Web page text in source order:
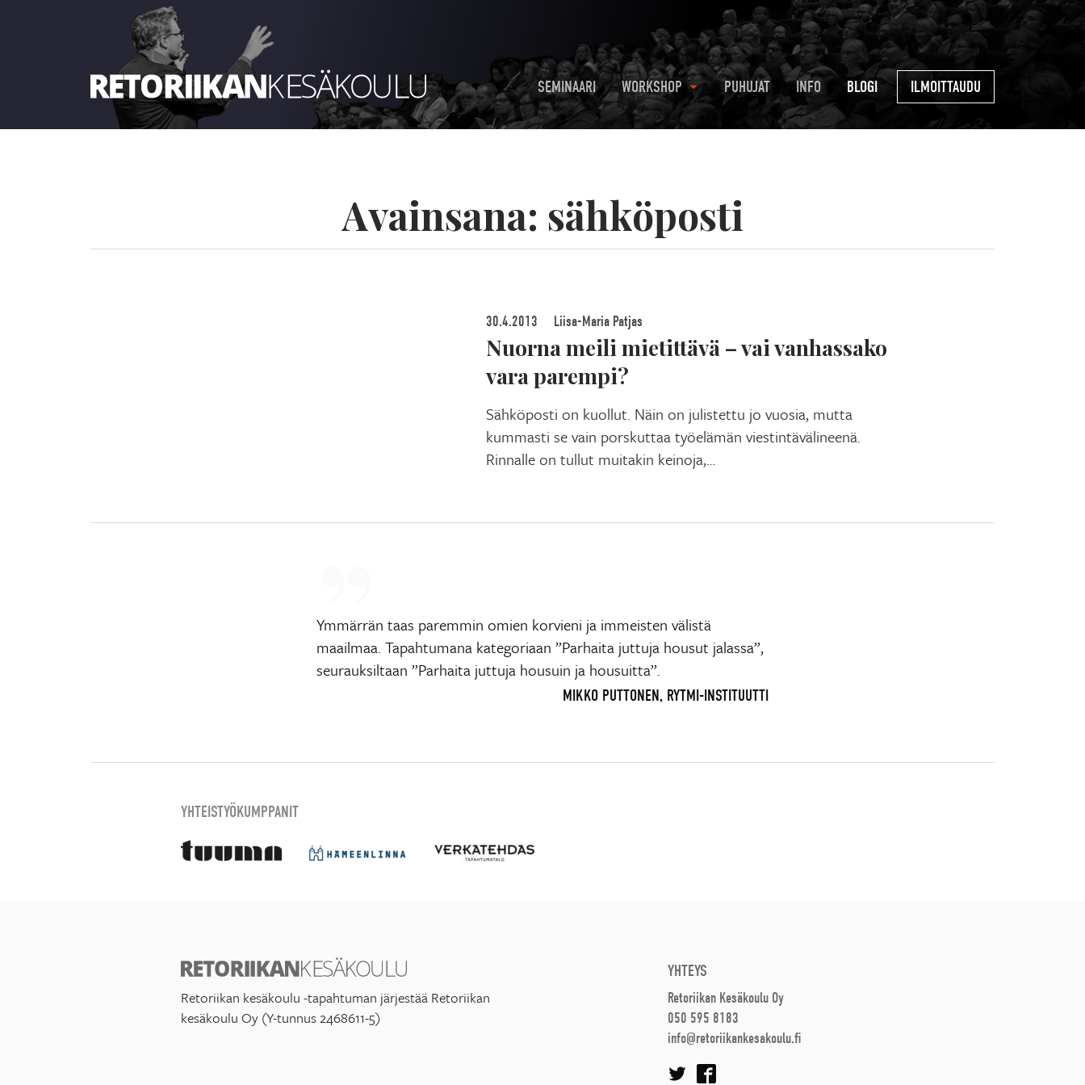
SEMINAARI WORKSHOP PUHUJAT INFO BLOGI ILMOITTAUDU
Avainsana: sähköposti
30.4.2013 Liisa-Maria Patjas
Nuorna meili mietittävä – vai vanhassako
vara parempi?
Sähköposti on kuollut. Näin on julistettu jo vuosia, mutta
kummasti se vain porskuttaa työelämän viestintävälineenä.
Rinnalle on tullut muitakin keinoja,…
Ymmärrän taas paremmin omien korvieni ja immeisten välistä
maailmaa. Tapahtumana kategoriaan ”Parhaita juttuja housut jalassa”,
seurauksiltaan ”Parhaita juttuja housuin ja housuitta”.
MIKKO PUTTONEN, RYTMI-INSTITUUTTI
YHTEISTYÖKUMPPANIT
Retoriikan kesäkoulu -tapahtuman järjestää Retoriikan
kesäkoulu Oy (Y-tunnus 2468611-5)
YHTEYS
Retoriikan Kesäkoulu Oy
050 595 8183
info@retoriikankesakoulu.fi